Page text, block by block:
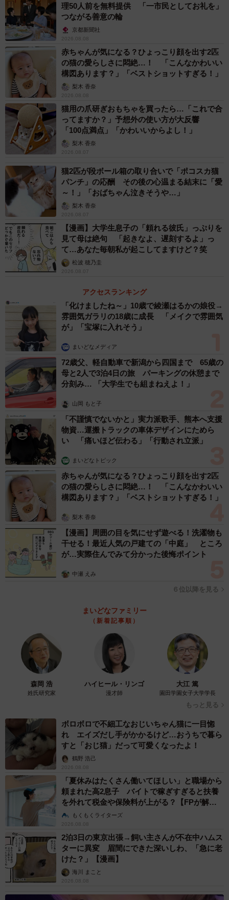
理50人前を無料提供 「一市民としてお礼を」
つながる善意の輪
京都新聞社
2026.08.08
赤ちゃんが気になる？ひょっこり顔を出す2匹
の猫の愛らしさに悶絶…！ 「こんなかわいい
構図あります？」「ベストショットすぎる！」
梨木 香奈
2026.08.08
猫用の爪研ぎおもちゃを買ったら…「これで合
ってますか？」予想外の使い方が大反響
「100点満点」「かわいいからよし！」
梨木 香奈
2026.08.07
猫2匹が段ボール箱の取り合いで「ポコスカ猫
パンチ」の応酬 その後の心温まる結末に「愛
～！」「おばちゃん泣きそうや…」
梨木 香奈
2026.08.07
【漫画】大学生息子の「頼れる彼氏」っぷりを
見て母は絶句 「起きなよ、遅刻するよ」っ
て…あなた毎朝私が起こしてますけど？笑
松波 穂乃圭
2026.08.07
アクセスランキング
「化けましたね～」10歳で綾瀬はるかの娘役→
雰囲気ガラリの18歳に成長 「メイクで雰囲気
が」「宝塚に入れそう」
まいどなメディア
72歳父、軽自動車で新潟から四国まで 65歳の
母と2人で3泊4日の旅 パーキングの休憩まで
分刻み… 「大学生でも組まねえよ！」
山岡 もと子
「不謹慎でないかと」実力派歌手、熊本へ支援
物資…運搬トラックの車体デザインにためら
い 「痛いほど伝わる」「行動され立派」
まいどなトピック
赤ちゃんが気になる？ひょっこり顔を出す2匹
の猫の愛らしさに悶絶…！ 「こんなかわいい
構図あります？」「ベストショットすぎる！」
梨木 香奈
【漫画】周囲の目を気にせず遊べる！洗濯物も
干せる！最近人気の戸建ての「中庭」 ところ
が…実際住んでみて分かった後悔ポイント
中瀬 えみ
６位以降を見る
まいどなファミリー
（新着記事順）
森岡 浩
姓氏研究家
ハイヒール・リンゴ
漫才師
大江 篤
園田学園女子大学学長
もっと見る
ボロボロで不細工なおじいちゃん猫に一目惚
れ エイズだし手がかかるけど…おうちで暮ら
すと「おじ猫」だって可愛くなったよ！
鶴野 浩己
2026.08.08
「夏休みはたくさん働いてほしい」と職場から
頼まれた高2息子 バイトで稼ぎすぎると扶養
を外れて税金や保険料が上がる？【FPが解
説】もくもくライターズ
2026.08.08
2泊3日の東京出張→飼い主さんが不在中ハムス
ターに異変 眉間にできた深いしわ、「急に老
けた？」【漫画】
海川 まこと
2026.08.08